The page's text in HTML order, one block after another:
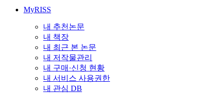
MyRISS
내 추천논문
내 책장
내 최근 본 논문
내 저작물관리
내 구매·신청 현황
내 서비스 사용권한
내 관심 DB